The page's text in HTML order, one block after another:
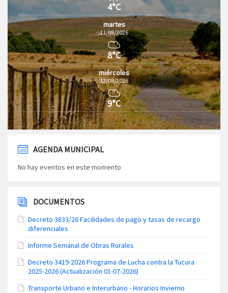
4°C
martes
11/08/2026
8°C
miércoles
12/08/2026
9°C
AGENDA MUNICIPAL
No hay eventos en este momento
DOCUMENTOS
Decreto 3833/26 Facilidades de pago y tasas de recargo
diferenciales
Informe Semanal de Obras Rurales
Decreto 3419-2026 Programa de Lucha contra la Tucura
2025-2026 (Actualización 01-07-2026)
Transporte Urbano e Interurbano - Horarios Invierno